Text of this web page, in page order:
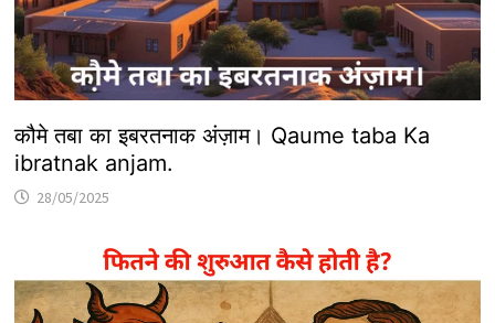
कौमे तबा का इबरतनाक अंज़ाम। Qaume taba Ka
ibratnak anjam.
28/05/2025